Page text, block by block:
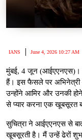
IANS June 4, 2026 10:27 AM
मुंबई, 4 जून (आईएएनएस)।
हैं। इस फैसले पर अभिनेत्री
उन्होंने आमिर और उनकी होने
से प्यार करना एक खूबसूरत
सुचित्रा ने आईएएनएस से
खूबसूरती है। मैं उन्हें ढेरों